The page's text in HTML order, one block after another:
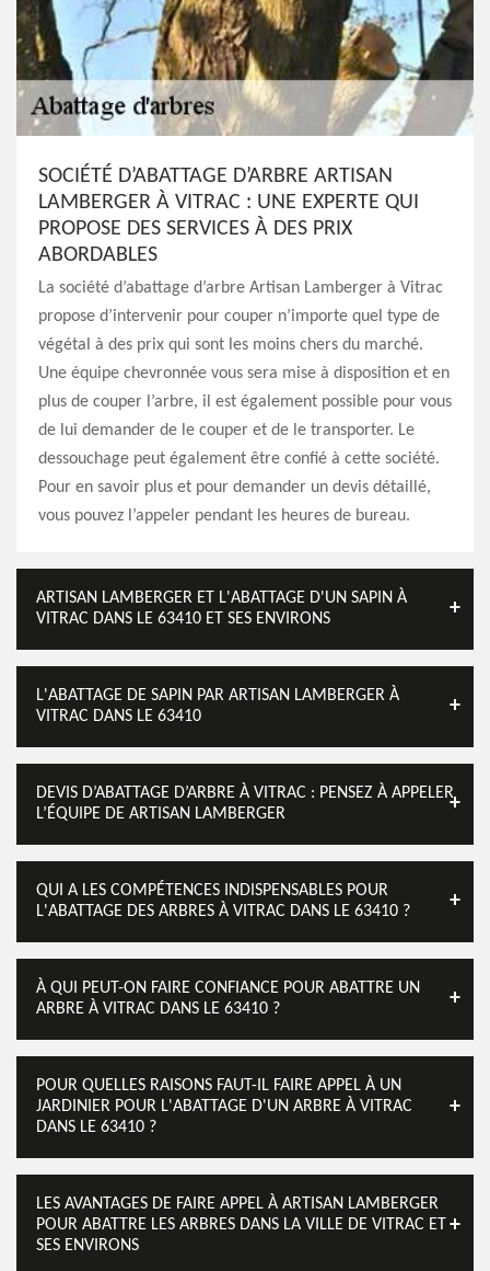
SOCIÉTÉ D’ABATTAGE D’ARBRE ARTISAN
LAMBERGER À VITRAC : UNE EXPERTE QUI
PROPOSE DES SERVICES À DES PRIX
ABORDABLES
La société d’abattage d’arbre Artisan Lamberger à Vitrac
propose d’intervenir pour couper n’importe quel type de
végétal à des prix qui sont les moins chers du marché.
Une équipe chevronnée vous sera mise à disposition et en
plus de couper l’arbre, il est également possible pour vous
de lui demander de le couper et de le transporter. Le
dessouchage peut également être confié à cette société.
Pour en savoir plus et pour demander un devis détaillé,
vous pouvez l’appeler pendant les heures de bureau.
ARTISAN LAMBERGER ET L'ABATTAGE D'UN SAPIN À
VITRAC DANS LE 63410 ET SES ENVIRONS
L'ABATTAGE DE SAPIN PAR ARTISAN LAMBERGER À
VITRAC DANS LE 63410
DEVIS D’ABATTAGE D’ARBRE À VITRAC : PENSEZ À APPELER
L’ÉQUIPE DE ARTISAN LAMBERGER
QUI A LES COMPÉTENCES INDISPENSABLES POUR
L'ABATTAGE DES ARBRES À VITRAC DANS LE 63410 ?
À QUI PEUT-ON FAIRE CONFIANCE POUR ABATTRE UN
ARBRE À VITRAC DANS LE 63410 ?
POUR QUELLES RAISONS FAUT-IL FAIRE APPEL À UN
JARDINIER POUR L'ABATTAGE D'UN ARBRE À VITRAC
DANS LE 63410 ?
LES AVANTAGES DE FAIRE APPEL À ARTISAN LAMBERGER
POUR ABATTRE LES ARBRES DANS LA VILLE DE VITRAC ET
SES ENVIRONS